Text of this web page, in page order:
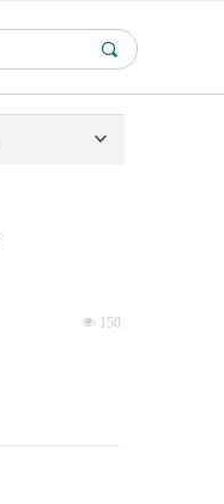
끠
넶 150
ꀁ